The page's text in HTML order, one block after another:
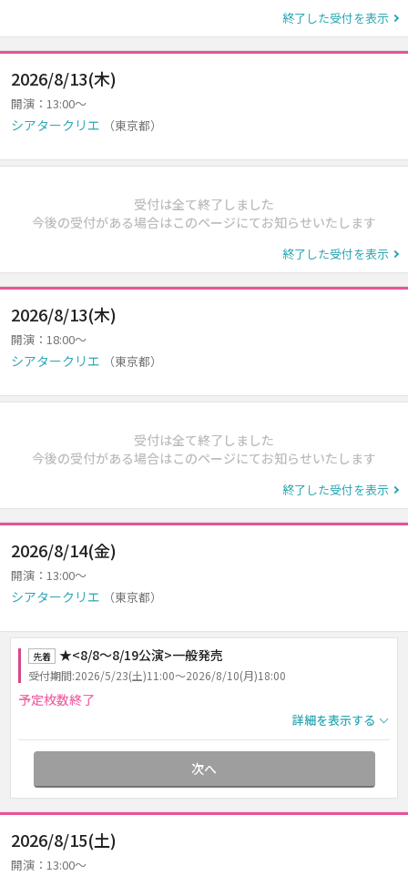
終了した受付を表示
2026/8/13(木)
開演：13:00～
シアタークリエ （東京都）
受付は全て終了しました
今後の受付がある場合はこのページにてお知らせいたします
終了した受付を表示
2026/8/13(木)
開演：18:00～
シアタークリエ （東京都）
受付は全て終了しました
今後の受付がある場合はこのページにてお知らせいたします
終了した受付を表示
2026/8/14(金)
開演：13:00～
シアタークリエ （東京都）
先着 ★<8/8～8/19公演>一般発売
受付期間:2026/5/23(土)11:00～2026/8/10(月)18:00
予定枚数終了
詳細を表示する
次へ
2026/8/15(土)
開演：13:00～